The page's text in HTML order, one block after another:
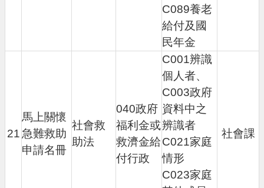
C089養老
給付及國
民年金
21
馬上關懷
急難救助
申請名冊
社會救
助法
040政府
福利金或
救濟金給
付行政
C001辨識
個人者、
C003政府
資料中之
辨識者
C021家庭
情形
C023家庭
社會課